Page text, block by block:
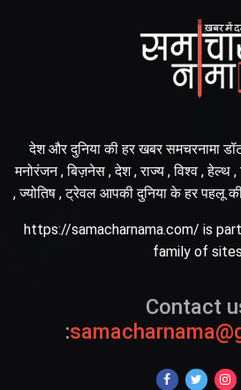
देश और दुनिया की हर खबर समचरनामा
मनोरंजन , बिज़नेस , देश , राज्य , विश्व , हेल्थ ,
, ज्योतिष , ट्रेवल आपकी दुनिया के हर
https://samacharnama.com/ is
family of sites
Contact
: